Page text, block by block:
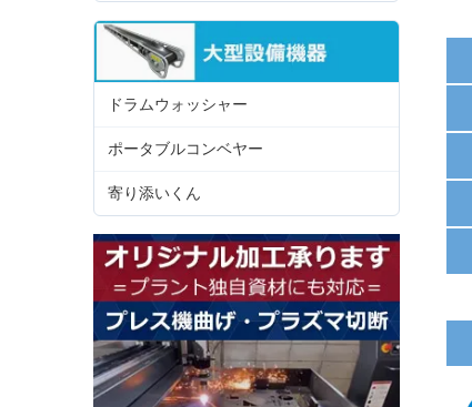
ドラムウォッシャー
ポータブルコンベヤー
寄り添いくん